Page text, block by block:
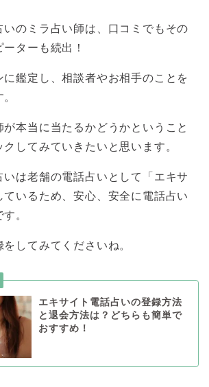
いのミラ占い師は、口コミでもその
ターも続出！
に鑑定し、相談者やお相手のことを
本当に当たるかどうかということ
してみていきたいと思います。
いは老舗の電話占いとして「エキサ
ているため、安心、安全に電話占い
。
してみてくださいね。
エキサイト電話占いの登録方法
と退会方法は？どちらも簡単で
おすすめ！